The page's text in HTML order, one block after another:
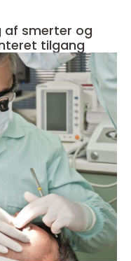
tilgang